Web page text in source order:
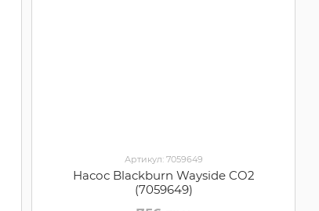
Артикул: 7059649
Насос Blackburn Wayside CO2
(7059649)